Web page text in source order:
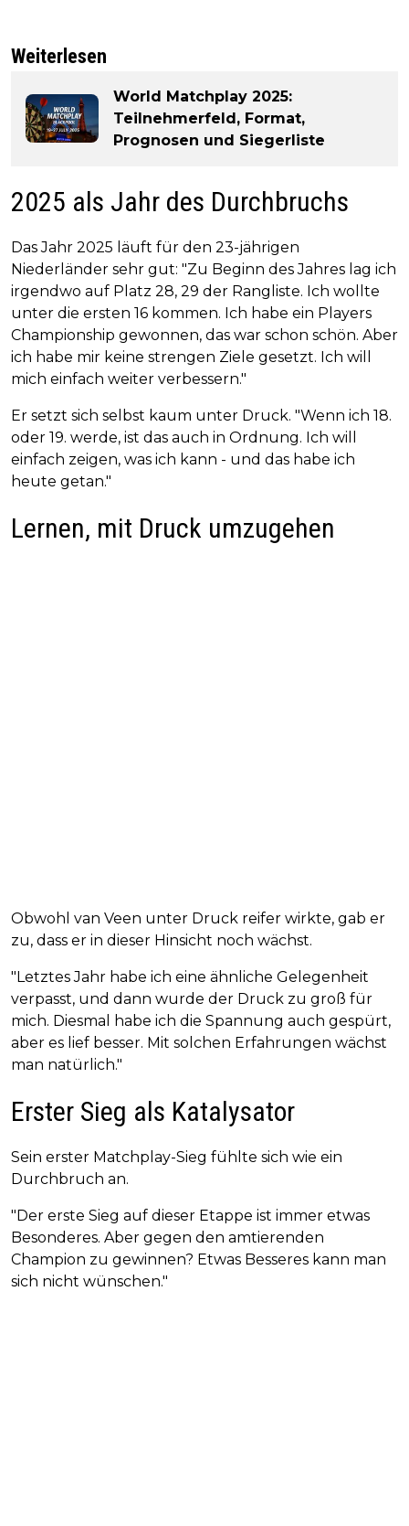
Weiterlesen
World Matchplay 2025:
Teilnehmerfeld, Format,
Prognosen und Siegerliste
2025 als Jahr des Durchbruchs
Das Jahr 2025 läuft für den 23-jährigen
Niederländer sehr gut: "Zu Beginn des Jahres lag ich
irgendwo auf Platz 28, 29 der Rangliste. Ich wollte
unter die ersten 16 kommen. Ich habe ein Players
Championship gewonnen, das war schon schön. Aber
ich habe mir keine strengen Ziele gesetzt. Ich will
mich einfach weiter verbessern."
Er setzt sich selbst kaum unter Druck. "Wenn ich 18.
oder 19. werde, ist das auch in Ordnung. Ich will
einfach zeigen, was ich kann - und das habe ich
heute getan."
Lernen, mit Druck umzugehen
Obwohl van Veen unter Druck reifer wirkte, gab er
zu, dass er in dieser Hinsicht noch wächst.
"Letztes Jahr habe ich eine ähnliche Gelegenheit
verpasst, und dann wurde der Druck zu groß für
mich. Diesmal habe ich die Spannung auch gespürt,
aber es lief besser. Mit solchen Erfahrungen wächst
man natürlich."
Erster Sieg als Katalysator
Sein erster Matchplay-Sieg fühlte sich wie ein
Durchbruch an.
"Der erste Sieg auf dieser Etappe ist immer etwas
Besonderes. Aber gegen den amtierenden
Champion zu gewinnen? Etwas Besseres kann man
sich nicht wünschen."